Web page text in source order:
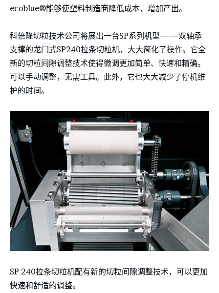
ecoblue®能够使塑料制造商降低成本，增加产出。
科倍隆切粒技术公司将展出一台SP系列机型——双轴承
支撑的龙门式SP240拉条切粒机，大大简化了操作。它全
新的切粒间隙调整技术使得微调更加简单、快速和精确。
可以手动调整，无需工具。此外，它也大大减少了停机维
护的时间。
SP 240拉条切粒机配有新的切粒间隙调整技术，可以更加
快速和舒适的调整。